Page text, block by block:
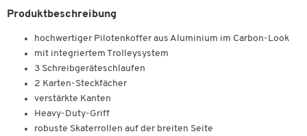
Produktbeschreibung
hochwertiger Pilotenkoffer aus Aluminium im Carbon-Look
mit integriertem Trolleysystem
3 Schreibgeräteschlaufen
2 Karten-Steckfächer
verstärkte Kanten
Heavy-Duty-Griff
robuste Skaterrollen auf der breiten Seite